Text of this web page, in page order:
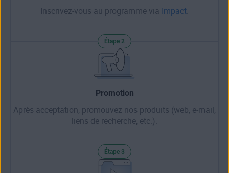
Inscrivez-vous au programme via Impact
Étape 2
Promotion
Après acceptation, promouvez nos produits (web, e‑mail,
liens de recherche, etc.).
Étape 3